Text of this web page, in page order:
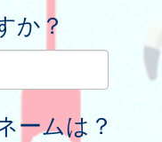
か？
ームは？